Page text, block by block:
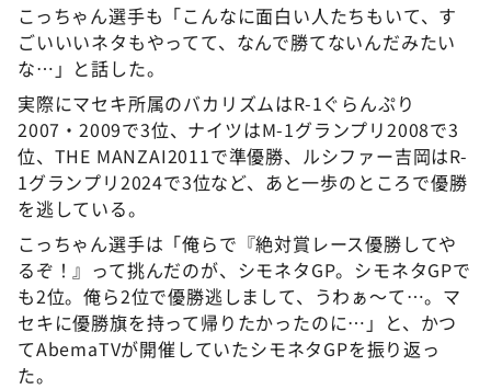
こっちゃん選手も「こんなに面白い人たちもいて、す
ごいいいネタもやってて、なんで勝てないんだみたい
な…」と話した。
実際にマセキ所属のバカリズムはR-1ぐらんぷり
2007・2009で3位、ナイツはM-1グランプリ2008で3
位、THE MANZAI2011で準優勝、ルシファー吉岡はR-
1グランプリ2024で3位など、あと一歩のところで優勝
を逃している。
こっちゃん選手は「俺らで『絶対賞レース優勝してや
るぞ！』って挑んだのが、シモネタGP。シモネタGPで
も2位。俺ら2位で優勝逃しまして、うわぁ～て…。マ
セキに優勝旗を持って帰りたかったのに…」と、かつ
てAbemaTVが開催していたシモネタGPを振り返っ
た。